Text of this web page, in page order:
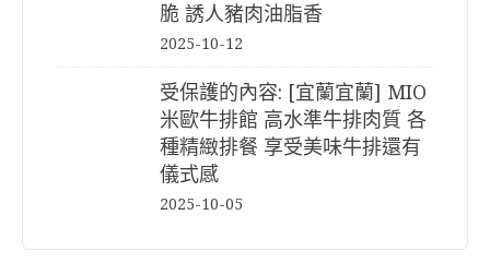
脆 誘人豬肉油脂香
2025-10-12
受保護的內容: [宜蘭宜蘭] MIO
米歐牛排館 高水準牛排肉質 各
種精緻排餐 享受美味牛排還有
儀式感
2025-10-05